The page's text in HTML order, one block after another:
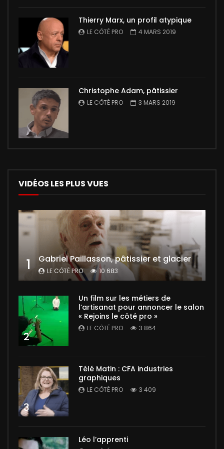
Thierry Marx, un profil atypique
LE CÔTÉ PRO 4 MARS 2019
Christophe Adam, pâtissier
LE CÔTÉ PRO 3 MARS 2019
VIDÉOS LES PLUS VUES
1 Gabriel Paillasson, pâtissier et glacier
LE CÔTÉ PRO 10 683
2
Un film sur les métiers de
l’artisanat pour annoncer le salon
« Rejoins le côté pro »
LE CÔTÉ PRO 3 864
3
Télé Matin : CFA industries
graphiques
LE CÔTÉ PRO 3 409
Léo l’apprenti